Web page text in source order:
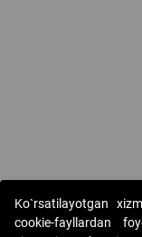
Ko`rsatilayotgan
cookie-fayllardan